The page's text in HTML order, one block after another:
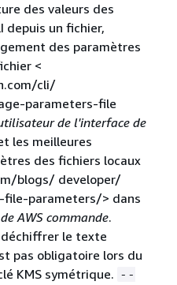
des valeurs des
depuis un fichier,
des paramètres
<
cli/
parameters-file
de l'interface de
les meilleures
des fichiers locaux
blogs/ developer/
parameters/> dans
AWS commande.
déchiffrer le texte
pas obligatoire lors du
KMS symétrique. --